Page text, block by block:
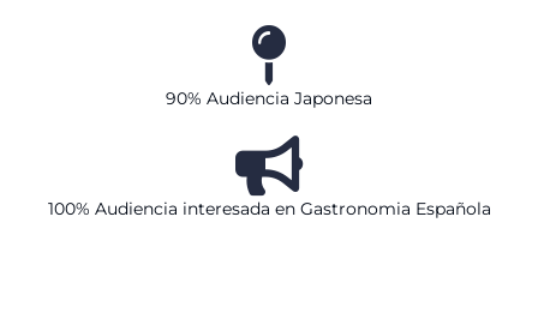
90% Audiencia Japonesa
100% Audiencia interesada en Gastronomia Española